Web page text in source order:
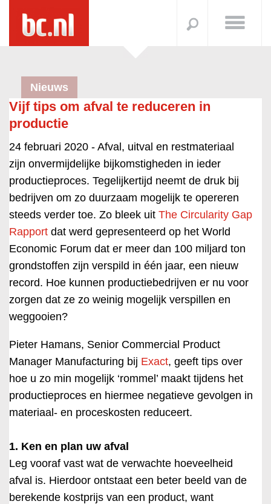
Nieuws
Vijf tips om afval te reduceren in
productie
24 februari 2020 - Afval, uitval en restmateriaal
zijn onvermijdelijke bijkomstigheden in ieder
productieproces. Tegelijkertijd neemt de druk bij
bedrijven om zo duurzaam mogelijk te opereren
steeds verder toe. Zo bleek uit The Circularity Gap
Rapport dat werd gepresenteerd op het World
Economic Forum dat er meer dan 100 miljard ton
grondstoffen zijn verspild in één jaar, een nieuw
record. Hoe kunnen productiebedrijven er nu voor
zorgen dat ze zo weinig mogelijk verspillen en
weggooien?
Pieter Hamans, Senior Commercial Product
Manager Manufacturing bij Exact, geeft tips over
hoe u zo min mogelijk ‘rommel’ maakt tijdens het
productieproces en hiermee negatieve gevolgen in
materiaal- en proceskosten reduceert.
1. Ken en plan uw afval
Leg vooraf vast wat de verwachte hoeveelheid
afval is. Hierdoor ontstaat een beter beeld van de
berekende kostprijs van een product, want